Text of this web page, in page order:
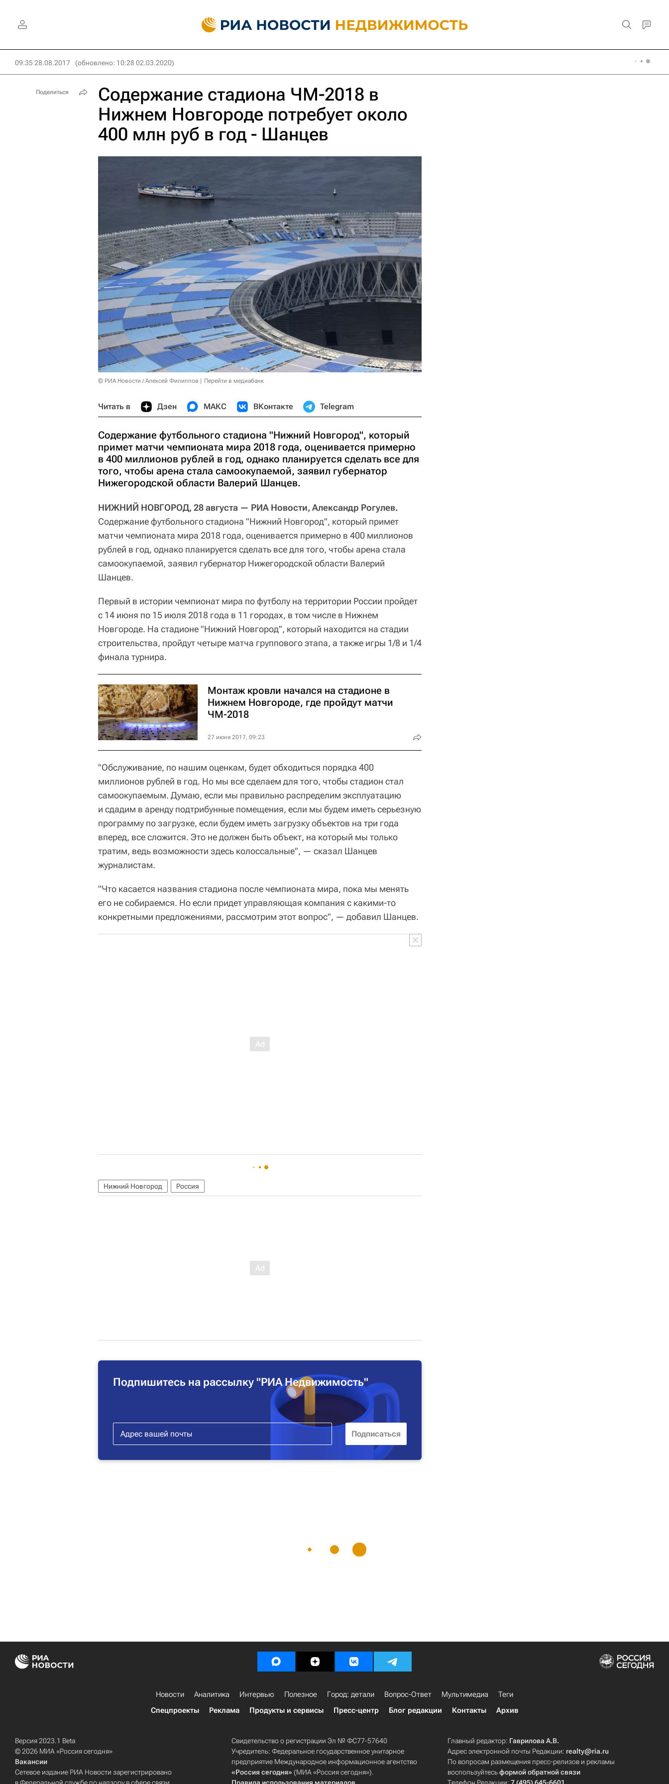
09:35 28.08.2017 (обновлено: 10:28 02.03.2020)
Содержание стадиона ЧМ-2018 в
Нижнем Новгороде потребует около
400 млн руб в год - Шанцев
© РИА Новости / Алексей Филиппов Перейти в медиабанк
Читать в Дзен МАКС ВКонтакте Telegram
Содержание футбольного стадиона "Нижний Новгород", который
примет матчи чемпионата мира 2018 года, оценивается примерно
в 400 миллионов рублей в год, однако планируется сделать все для
того, чтобы арена стала самоокупаемой, заявил губернатор
Нижегородской области Валерий Шанцев.
НИЖНИЙ НОВГОРОД, 28 августа — РИА Новости, Александр Рогулев.
Содержание футбольного стадиона "Нижний Новгород", который примет
матчи чемпионата мира 2018 года, оценивается примерно в 400 миллионов
рублей в год, однако планируется сделать все для того, чтобы арена стала
самоокупаемой, заявил губернатор Нижегородской области Валерий
Шанцев.
Первый в истории чемпионат мира по футболу на территории России пройдет
с 14 июня по 15 июля 2018 года в 11 городах, в том числе в Нижнем
Новгороде. На стадионе "Нижний Новгород", который находится на стадии
строительства, пройдут четыре матча группового этапа, а также игры 1/8 и 1/4
финала турнира.
Монтаж кровли начался на стадионе в
Нижнем Новгороде, где пройдут матчи
ЧМ-2018
27 июня 2017, 09:23
"Обслуживание, по нашим оценкам, будет обходиться порядка 400
миллионов рублей в год. Но мы все сделаем для того, чтобы стадион стал
самоокупаемым. Думаю, если мы правильно распределим эксплуатацию
и сдадим в аренду подтрибунные помещения, если мы будем иметь серьезную
программу по загрузке, если будем иметь загрузку объектов на три года
вперед, все сложится. Это не должен быть объект, на который мы только
тратим, ведь возможности здесь колоссальные", — сказал Шанцев
журналистам.
"Что касается названия стадиона после чемпионата мира, пока мы менять
его не собираемся. Но если придет управляющая компания с какими-то
конкретными предложениями, рассмотрим этот вопрос", — добавил Шанцев.
Нижний Новгород Россия
Подпишитесь на рассылку "РИА Недвижимость"
Поделиться
Новости Аналитика Интервью Полезное Город: детали Вопрос-Ответ Мультимедиа
Теги
Спецпроекты
Реклама Продукты и сервисы Пресс-центр Блог редакции Контакты Архив
Версия 2023.1 Beta
© 2026 МИА «Россия сегодня»
Вакансии
Сетевое издание РИА Новости зарегистрировано
Свидетельство о регистрации Эл № ФС77-57640
Учредитель: Федеральное государственное унитарное
предприятие Международное информационное агентство
«Россия сегодня» (МИА «Россия сегодня»).
Главный редактор: Гаврилова А.В.
Адрес электронной почты Редакции: realty@ria.ru
По вопросам размещения пресс-релизов и рекламы
воспользуйтесьформой обратной связи